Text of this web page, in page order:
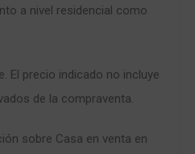
a nivel residencial como
El precio indicado no incluye
de la compraventa.
sobre Casa en venta en